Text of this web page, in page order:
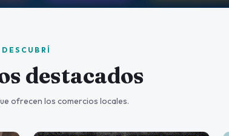
DESCUBRÍ
destacados
ofrecen los comercios locales.